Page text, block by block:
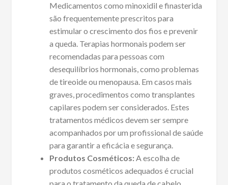
Medicamentos como minoxidil e finasterida
são frequentemente prescritos para
estimular o crescimento dos fios e prevenir
a queda. Terapias hormonais podem ser
recomendadas para pessoas com
desequilíbrios hormonais, como problemas
de tireoide ou menopausa. Em casos mais
graves, procedimentos como transplantes
capilares podem ser considerados. Estes
tratamentos médicos devem ser sempre
acompanhados por um profissional de saúde
para garantir a eficácia e segurança.
Produtos Cosméticos:A escolha de
produtos cosméticos adequados é crucial